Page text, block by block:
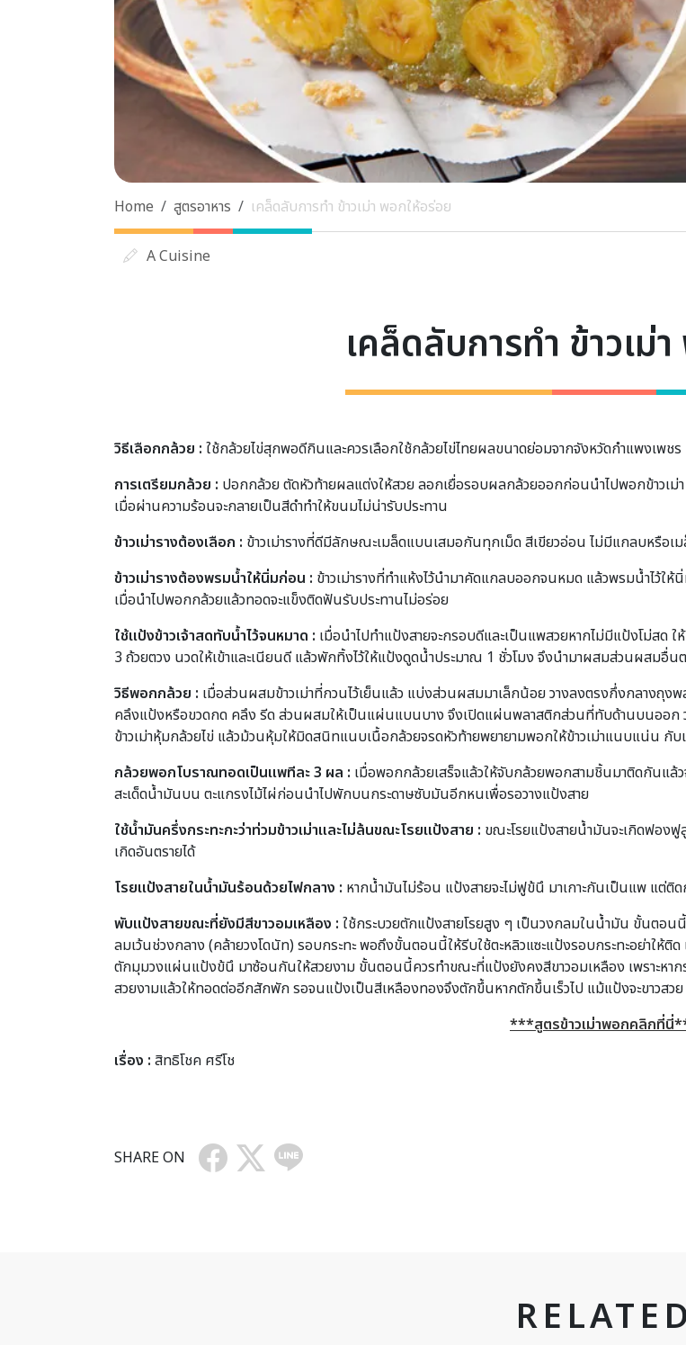
Home สูตรอาหาร เคล็ดลับการทำ ข้าวเม่า พอกให้อร่อย
A Cuisine
เคล็ดลับการทำ ข้าวเม่
วิธีเลือกกล้วย : ใช้กล้วยไข่สุกพอดีกินและควรเลือกใช้กล้วยไข่ไทยผลขนาดย่อมจากจังหวัดกำแพงเพชร
การเตรียมกล้วย : ปอกกล้วย ตัดหัวท้ายผลแต่งให้สวย ลอกเยื่อรอบผลกล้วยออกก่อนนำไปพอกข้าวเม่า
เมื่อผ่านความร้อนจะกลายเป็นสีดำทำให้ขนมไม่น่ารับประทาน
ข้าวเม่ารางต้องเลือก : ข้าวเม่ารางที่ดีมีลักษณะเมล็ดแบนเสมอกันทุกเม็ด สีเขียวอ่อน ไม่มีแกลบหรือ
ข้าวเม่ารางต้องพรมน้ำให้นิ่มก่อน : ข้าวเม่ารางที่ทำแห้งไว้นำมาคัดแกลบออกจนหมด แล้วพรมน้ำไว้ให้
เมื่อนำไปพอกกล้วยแล้วทอดจะแข็งติดฟันรับประทานไม่อร่อย
ใช้แป้งข้าวเจ้าสดทับน้ำไว้จนหมาด : เมื่อนำไปทำแป้งสายจะกรอบดีและเป็นแพสวยหากไม่มีแป้งโม่สด
3 ถ้วยตวง นวดให้เข้าและเนียนดี แล้วพักทิ้งไว้ให้แป้งดูดน้ำประมาณ 1 ชั่วโมง จึงนำมาผสมส่วนผสมอื่น
วิธีพอกกล้วย : เมื่อส่วนผสมข้าวเม่าที่กวนไว้เย็นแล้ว แบ่งส่วนผสมมาเล็กน้อย วางลงตรงกึ่งกลางถุ
คลึงแป้งหรือขวดกด คลึง รีด ส่วนผสมให้เป็นแผ่นแบนบาง จึงเปิดแผ่นพลาสติกส่วนที่ทับด้านบนออก
ข้าวเม่าหุ้มกล้วยไข่ แล้วม้วนหุ้มให้มิดสนิทแนบเนื้อกล้วยจรดหัวท้ายพยายามพอกให้ข้าวเม่าแนบแน่น กับ
กล้วยพอกโบราณทอดเป็นแพทีละ 3 ผล : เมื่อพอกกล้วยเสร็จแล้วให้จับกล้วยพอกสามชิ้นมาติดกัน
สะเด็ดน้ำมันบน ตะแกรงไม้ไผ่ก่อนนำไปพักบนกระดาษซับมันอีกหนเพื่อรอวางแป้งสาย
ใช้น้ำมันครึ่งกระทะกะว่าท่วมข้าวเม่าและไม่ล้นขณะโรยแป้งสาย : ขณะโรยแป้งสายน้ำมันจะเกิดฟอง
เกิดอันตรายได้
โรยแป้งสายในน้ำมันร้อนด้วยไฟกลาง : หากน้ำมันไม่ร้อน แป้งสายจะไม่ฟูข้นึ มาเกาะกันเป็นแพ แต่
พับแป้งสายขณะที่ยังมีสีขาวอมเหลือง : ใช้กระบวยตักแป้งสายโรยสูง ๆ เป็นวงกลมในน้ำมัน ขั้นตอ
ลมเว้นช่วงกลาง (คล้ายวงโดนัท) รอบกระทะ พอถึงขั้นตอนนี้ให้รีบใช้ตะหลิวแซะแป้งรอบกระทะอย่าใ
ตักมุมวงแผ่นแป้งข้นึ มาซ้อนกันให้สวยงาม ขั้นตอนนี้ควรทำขณะที่แป้งยังคงสีขาวอมเหลือง เพราะหา
สวยงามแล้วให้ทอดต่ออีกสักพัก รอจนแป้งเป็นสีเหลืองทองจึงตักขึ้นหากตักขึ้นเร็วไป แม้แป้งจะขาวสวย
***สูตรข้าวเม่าพอกคลิกที่นี่
เรื่อง : สิทธิโชค ศรีโช
SHARE ON
RELATED